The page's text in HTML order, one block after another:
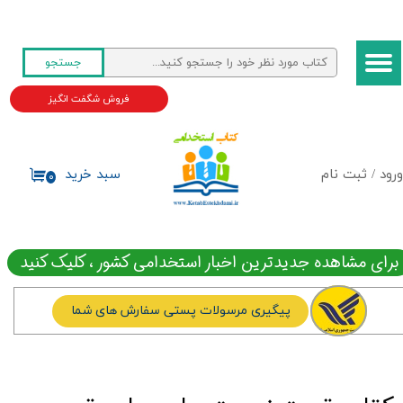
ورود / ثبت نام
حساب کاربری من
تغییر گذر واژه
جستجو
۰ سبد خرید
فروش شگفت انگیز
برای مشاهده جدیدترین اخبار استخدامی کشور ، کلیک کنید
پیگیری مرسولات پستی سفارش های شما